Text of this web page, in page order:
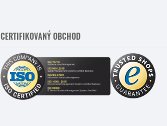
CERTIFIKOVANÝ OBCHOD